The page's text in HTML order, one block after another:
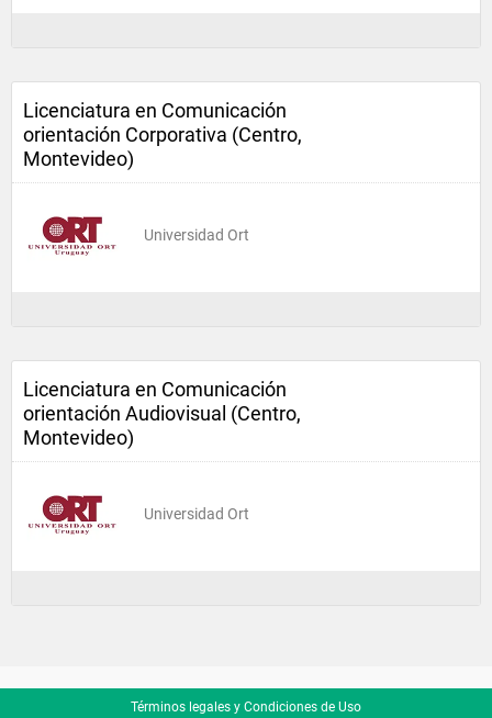
Licenciatura en Comunicación
orientación Corporativa (Centro,
Montevideo)
Universidad Ort
Licenciatura en Comunicación
orientación Audiovisual (Centro,
Montevideo)
Universidad Ort
Términos legales y Condiciones de Uso